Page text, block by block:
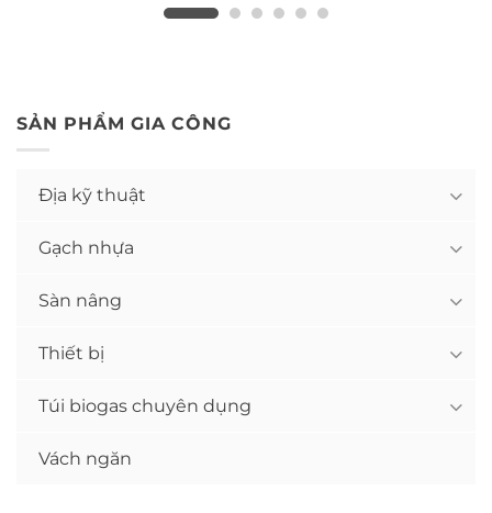
SẢN PHẨM GIA CÔNG
Địa kỹ thuật
Gạch nhựa
Sàn nâng
Thiết bị
Túi biogas chuyên dụng
Vách ngăn